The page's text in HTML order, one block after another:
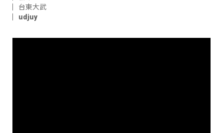
台東大武
udjuy